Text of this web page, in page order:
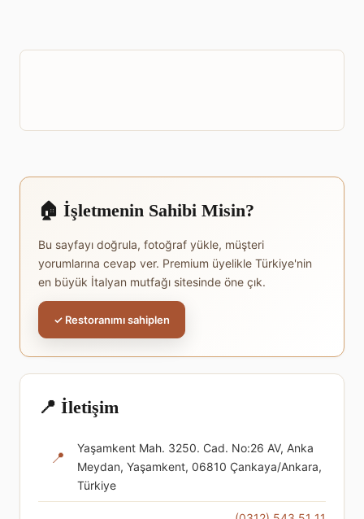
🏠 İşletmenin Sahibi Misin?
Bu sayfayı doğrula, fotoğraf yükle, müşteri
yorumlarına cevap ver. Premium üyelikle Türkiye'nin
en büyük İtalyan mutfağı sitesinde öne çık.
✓ Restoranımı sahiplen
📍 İletişim
📍
Yaşamkent Mah. 3250. Cad. No:26 AV, Anka
Meydan, Yaşamkent, 06810 Çankaya/Ankara,
Türkiye